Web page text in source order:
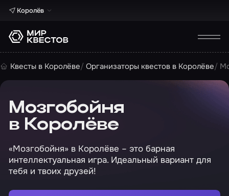
Королёв
Квесты в Королёве Организаторы квестов в Королёве
Мозгобойня
в Королёве
«Мозгобойня» в Королёве – это барная
интеллектуальная игра. Идеальный вариант для
тебя и твоих друзей!